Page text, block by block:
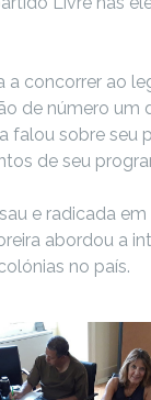
a concorrer ao
de número um
falou sobre seu
de seu
e radicada
abordou a
no país.